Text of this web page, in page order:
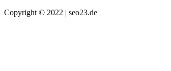
Copyright © 2022 | seo23.de